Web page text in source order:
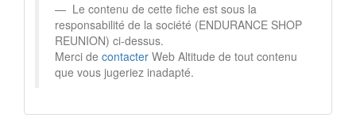
Le contenu de cette fiche est sous la
responsabilité de la société (ENDURANCE SHOP
REUNION) ci-dessus.
Merci de contacter Web Altitude de tout contenu
que vous jugeriez inadapté.